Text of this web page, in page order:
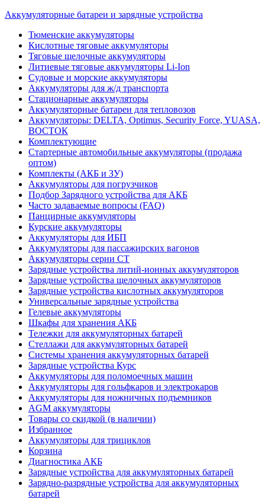
Аккумуляторные батареи и зарядные устройства
Тюменские аккумуляторы
Кислотные тяговые аккумуляторы
Тяговые щелочные аккумуляторы
Литиевые тяговые аккумуляторы Li-Ion
Судовые и морские аккумуляторы
Аккумуляторы для ж/д транспорта
Стационарные аккумуляторы
Аккумуляторные батареи для тепловозов
Аккумуляторы: DELTA, Optimus, Security Force, YUASA,
ВОСТОК
Комплектующие
Стартерные автомобильные аккумуляторы (продажа
оптом)
Комплекты (АКБ и ЗУ)
Аккумуляторы для погрузчиков
Подбор Зарядного устройства для АКБ
Часто задаваемые вопросы (FAQ)
Панцирные аккумуляторы
Курские аккумуляторы
Аккумуляторы для ИБП
Аккумуляторы для пассажирских вагонов
Аккумуляторы серии СТ
Зарядные устройства литий-ионных аккумуляторов
Зарядные устройства щелочных аккумуляторов
Зарядные устройства кислотных аккумуляторов
Универсальные зарядные устройства
Гелевые аккумуляторы
Шкафы для хранения АКБ
Тележки для аккумуляторных батарей
Стеллажи для аккумуляторных батарей
Системы хранения аккумуляторных батарей
Зарядные устройства Курс
Аккумуляторы для поломоечных машин
Аккумуляторы для гольфкаров и электрокаров
Аккумуляторы для ножничных подъемников
AGM аккумуляторы
Товары со скидкой (в наличии)
Избранное
Аккумуляторы для трициклов
Корзина
Диагностика АКБ
Зарядные устройства для аккумуляторных батарей
Зарядно-разрядные устройства для аккумуляторных
батарей